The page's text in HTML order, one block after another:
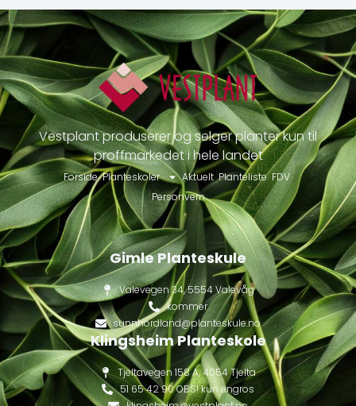
Vestplant produserer og selger planter kun til
proffmarkedet i hele landet
Forside Planteskoler Aktuelt Planteliste FDV
Personvern
Gimle Planteskule
Valevegen 34, 5554 Valevåg
kommer
sunnhordland@planteskule.no
Klingsheim Planteskole
Tjeltavegen 158 A, 4054 Tjelta
51 65 42 90 OBS! kun engros